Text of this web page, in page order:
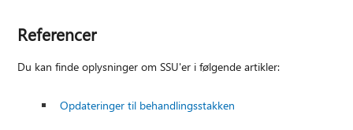
Referencer
Du kan finde oplysninger om SSU'er i følgende artikler:
Opdateringer til behandlingsstakken